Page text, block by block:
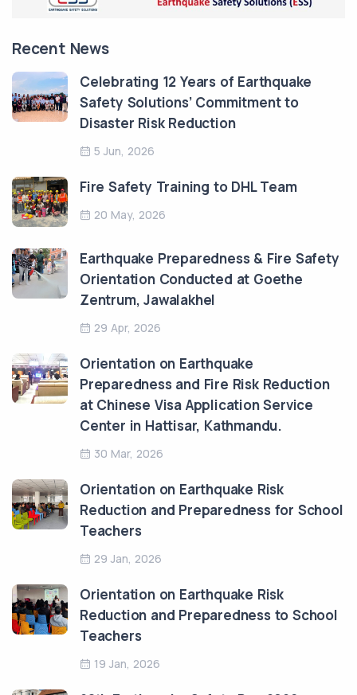
Recent News
Celebrating 12 Years of Earthquake
Safety Solutions’ Commitment to
Disaster Risk Reduction
5 Jun, 2026
Fire Safety Training to DHL Team
20 May, 2026
Earthquake Preparedness & Fire Safety
Orientation Conducted at Goethe
Zentrum, Jawalakhel
29 Apr, 2026
Orientation on Earthquake
Preparedness and Fire Risk Reduction
at Chinese Visa Application Service
Center in Hattisar, Kathmandu.
30 Mar, 2026
Orientation on Earthquake Risk
Reduction and Preparedness for School
Teachers
29 Jan, 2026
Orientation on Earthquake Risk
Reduction and Preparedness to School
Teachers
19 Jan, 2026